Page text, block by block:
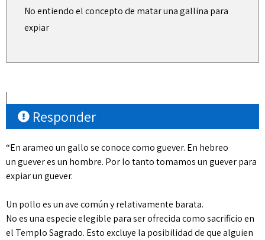
No entiendo el concepto de matar una gallina para
expiar
Responder
“En arameo un gallo se conoce como guever. En hebreo
un guever es un hombre. Por lo tanto tomamos un guever para
expiar un guever.
Un pollo es un ave común y relativamente barata.
No es una especie elegible para ser ofrecida como sacrificio en
el Templo Sagrado. Esto excluye la posibilidad de que alguien